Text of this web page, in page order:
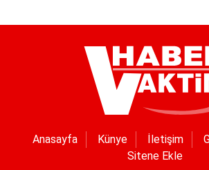
Anasayfa Künye İletişim
Sitene Ekle